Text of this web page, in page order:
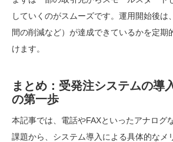
していくのがスムーズです。運用開始後は
間の削減など）が達成できているかを定期
けます。
まとめ：受発注システムの導
の第一歩
本記事では、電話やFAXといったアナログ
課題から、システム導入による具体的なメ